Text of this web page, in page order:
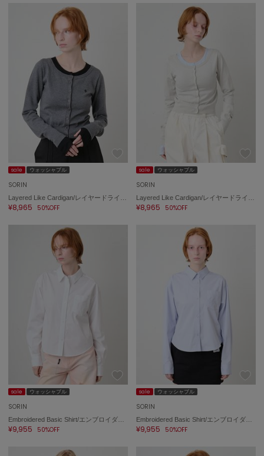
sale ウォッシャブル
SORIN
¥8,965 50%OFF
sale ウォッシャブル
SORIN
¥8,965 50%OFF
sale ウォッシャブル
SORIN
¥9,955 50%OFF
sale ウォッシャブル
SORIN
Embroidered Basic Shirt/エンブロイダード ベーシックシャツ
¥9,955 50%OFF